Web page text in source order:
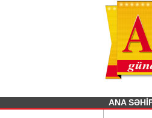
Previous
ANA